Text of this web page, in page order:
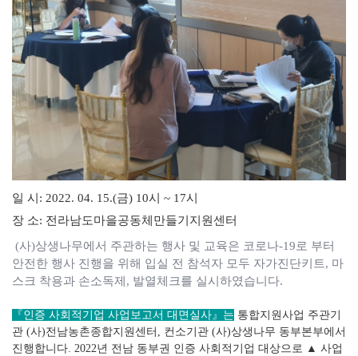
일 시 : 2022. 04. 15.(금) 10시 ~ 17시
장 소: 전라남도마을공동체만들기지원센터
(사)상생나무에서 주관하는 행사 및 교육은 코로나-19로 부터
안전한 행사 진행을 위해 입실 전 참석자 모두 자가진단키트, 마
스크 착용과 손소독제 , 발열체크를 실시하였습니다.
『인증 사회적기업 사업보고서 대면실사』는 통합지원사업 주관기
관 (사)전남농촌종합지원센터, 컨소기관 (사)상생나무 동부본부에서
진행합니다. 2022년 전남 동부권 인증 사회적기업 대상으로 ▲ 사업